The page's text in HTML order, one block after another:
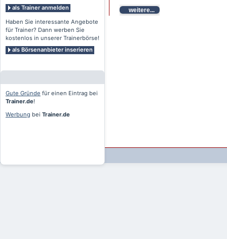
als Trainer anmelden
Haben Sie interessante Angebote
für Trainer? Dann werben Sie
kostenlos in unserer Trainerbörse!
als Börsenanbieter inserieren
Gute Gründe für einen Eintrag bei
Trainer.de!
Werbung bei Trainer.de
weitere...